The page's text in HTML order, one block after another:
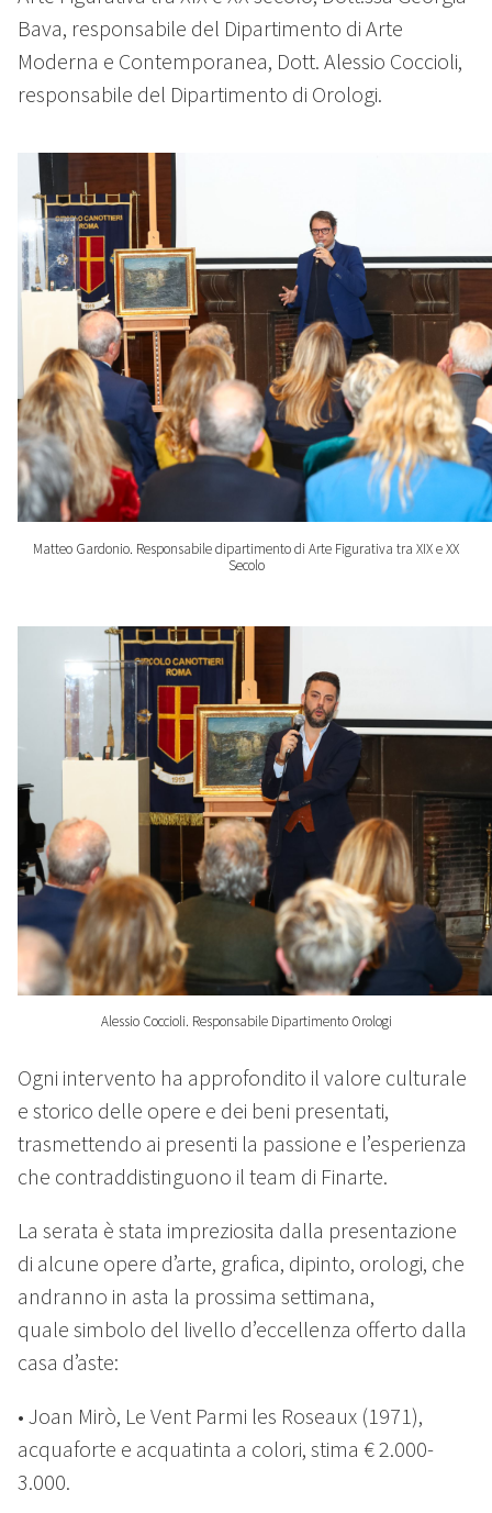
Bava, responsabile del Dipartimento di Arte
Moderna e Contemporanea, Dott. Alessio Coccioli,
responsabile del Dipartimento di Orologi.
Matteo Gardonio. Responsabile dipartimento di Arte Figurativa tra XIX e XX
Secolo
Alessio Coccioli. Responsabile Dipartimento Orologi
Ogni intervento ha approfondito il valore culturale
e storico delle opere e dei beni presentati,
trasmettendo ai presenti la passione e l’esperienza
che contraddistinguono il team di Finarte.
La serata è stata impreziosita dalla presentazione
di alcune opere d’arte, grafica, dipinto, orologi, che
andranno in asta la prossima settimana,
quale simbolo del livello d’eccellenza offerto dalla
casa d’aste:
• Joan Mirò, Le Vent Parmi les Roseaux (1971),
acquaforte e acquatinta a colori, stima € 2.000-
3.000.